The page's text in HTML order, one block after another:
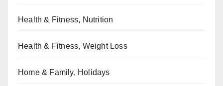
Health & Fitness, Nutrition
Health & Fitness, Weight Loss
Home & Family, Holidays